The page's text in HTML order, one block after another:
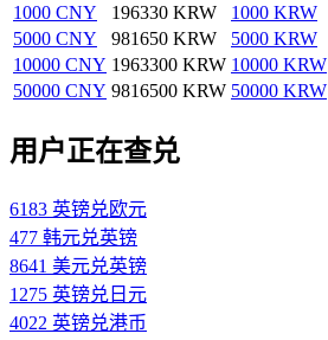
1000 CNY
196330 KRW 1000 KRW
5000 CNY
981650 KRW 5000 KRW
10000 CNY 1963300 KRW 10000 KRW
50000 CNY 9816500 KRW 50000 KRW
用户正在查兑
6183 英镑兑欧元
477 韩元兑英镑
8641 美元兑英镑
1275 英镑兑日元
4022 英镑兑港币